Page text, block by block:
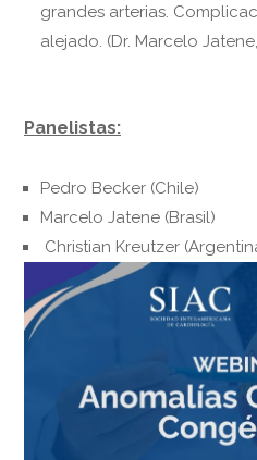
grandes arterias.
alejado. (Dr. Marcelo
Panelistas:
Pedro Becker (Chile)
Marcelo Jatene (Brasil)
Christian Kreutzer